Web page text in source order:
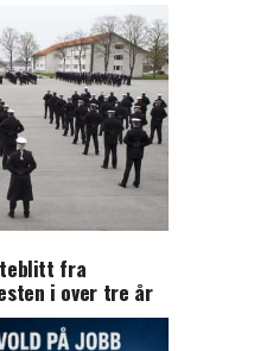
fra
i over tre år